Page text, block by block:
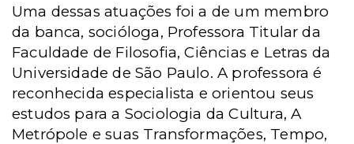
Uma dessas atuações foi a de um membro
da banca, socióloga, Professora Titular da
Faculdade de Filosofia, Ciências e Letras da
Universidade de São Paulo. A professora é
reconhecida especialista e orientou seus
estudos para a Sociologia da Cultura, A
Metrópole e suas Transformações, Tempo,